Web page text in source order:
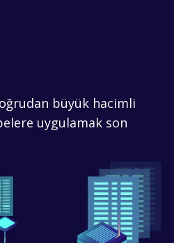
büyük hacimli
uygulamak son